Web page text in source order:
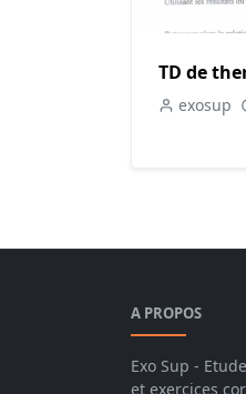
TD de
exosup
A PROPOS
Exo Sup -
et exercices